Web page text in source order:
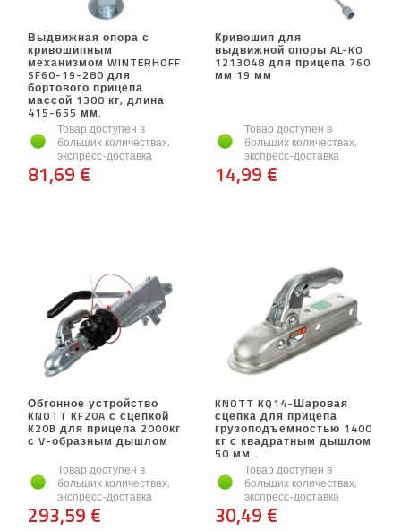
Выдвижная опора с
кривошипным
механизмом WINTERHOFF
SF60-19-280 для
бортового прицепа
массой 1300 кг, длина
415-655 мм.
Товар доступен в
больших количествах,
экспресс-доставка
81,69 €
Кривошип для
выдвижной опоры AL-KO
1213048 для прицепа 760
мм 19 мм
Товар доступен в
больших количествах,
экспресс-доставка
14,99 €
Обгонное устройство
KNOTT KF20A с сцепкой
K20B для прицепа 2000кг
с V-образным дышлом
Товар доступен в
больших количествах,
экспресс-доставка
293,59 €
KNOTT KQ14-Шаровая
сцепка для прицепа
грузоподъемностью 1400
кг с квадратным дышлом
50 мм.
Товар доступен в
больших количествах,
экспресс-доставка
30,49 €